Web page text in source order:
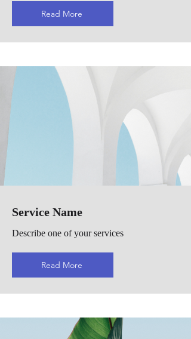
Read More
Service Name
Describe one of your services
Read More